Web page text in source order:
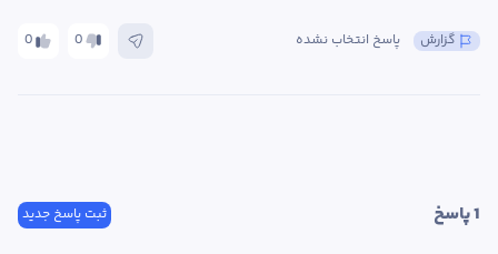
0 0 پاسخ انتخاب نشده گزارش
ثبت پاسخ جدید 1 پاسخ